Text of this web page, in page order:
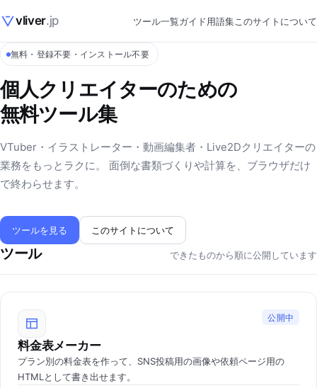
vliver.jp ツール一覧ガイド用語集このサイトについて
無料・登録不要・インストール不要
個人クリエイターのための
無料ツール集
VTuber・イラストレーター・動画編集者・Live2Dクリエイターの
業務をもっとラクに。 面倒な書類づくりや計算を、ブラウザだけ
で終わらせます。
ツールを見る このサイトについて
ツール できたものから順に公開しています
公開中
料金表メーカー
プラン別の料金表を作って、SNS投稿用の画像や依頼ページ用の
HTMLとして書き出せます。